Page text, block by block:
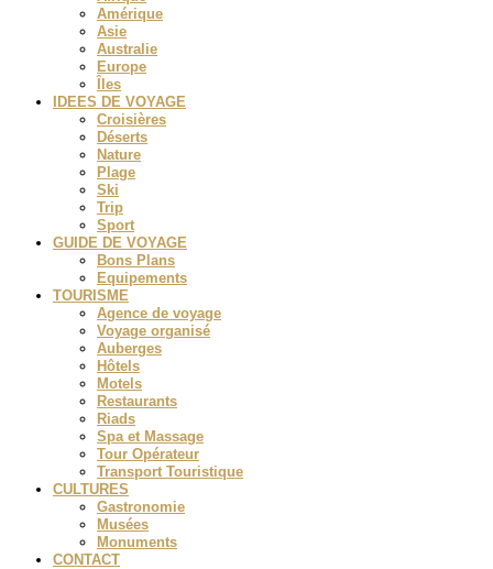
Amérique
Asie
Australie
Europe
Îles
IDEES DE VOYAGE
Croisières
Déserts
Nature
Plage
Ski
Trip
Sport
GUIDE DE VOYAGE
Bons Plans
Equipements
TOURISME
Agence de voyage
Voyage organisé
Auberges
Hôtels
Motels
Restaurants
Riads
Spa et Massage
Tour Opérateur
Transport Touristique
CULTURES
Gastronomie
Musées
Monuments
CONTACT